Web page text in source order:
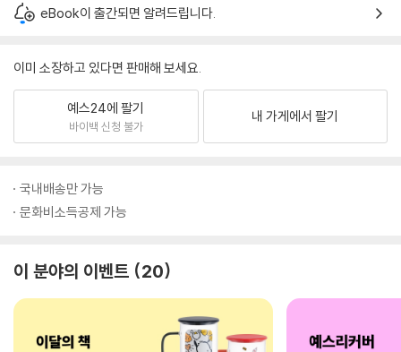
eBook이 출간되면 알려드립니다.
이미 소장하고 있다면 판매해 보세요.
예스24에 팔기
바이백 신청 불가
내 가게에서 팔기
국내배송만 가능
문화비소득공제 가능
이 분야의 이벤트 20